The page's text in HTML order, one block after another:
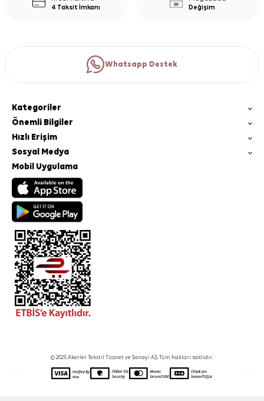
4 Taksit İmkanı
Değişim
Whatsapp Destek
Kategoriler
Önemli Bilgiler
Hızlı Erişim
Sosyal Medya
Mobil Uygulama
© 2025 Akerler Tekstil Ticaret ve Sanayi A.Ş. Tüm hakları saklıdır.